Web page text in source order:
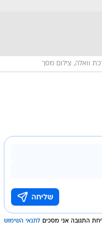
וואלה, צילום מסך
התגובה אני מסכים לתנאי השימוש